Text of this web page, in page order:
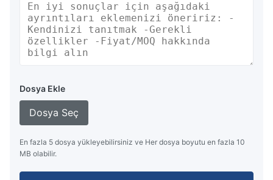
Dosya Ekle
Dosya Seç
En fazla 5 dosya yükleyebilirsiniz ve Her dosya boyutu en fazla 10
MB olabilir.